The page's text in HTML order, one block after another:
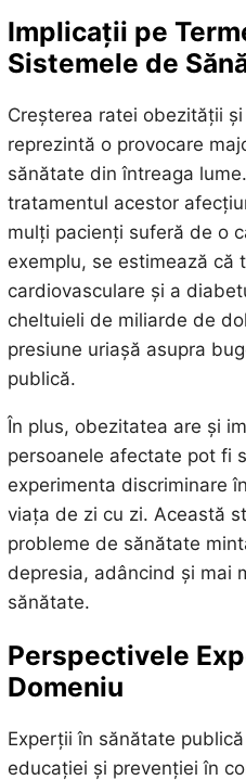
Implicații pe
Sistemele de
Creșterea ratei obezității
reprezintă o provocare
sănătate din întreaga
tratamentul acestor
mulți pacienți suferă de o
exemplu, se estimează că
cardiovasculare și a
cheltuieli de miliarde de
presiune uriașă asupra
publică.
În plus, obezitatea are și
persoanele afectate pot fi
experimenta discriminare
viața de zi cu zi. Această
probleme de sănătate
depresia, adâncind și mai
sănătate.
Perspectivele
Domeniu
Experții în sănătate
educației și prevenției în